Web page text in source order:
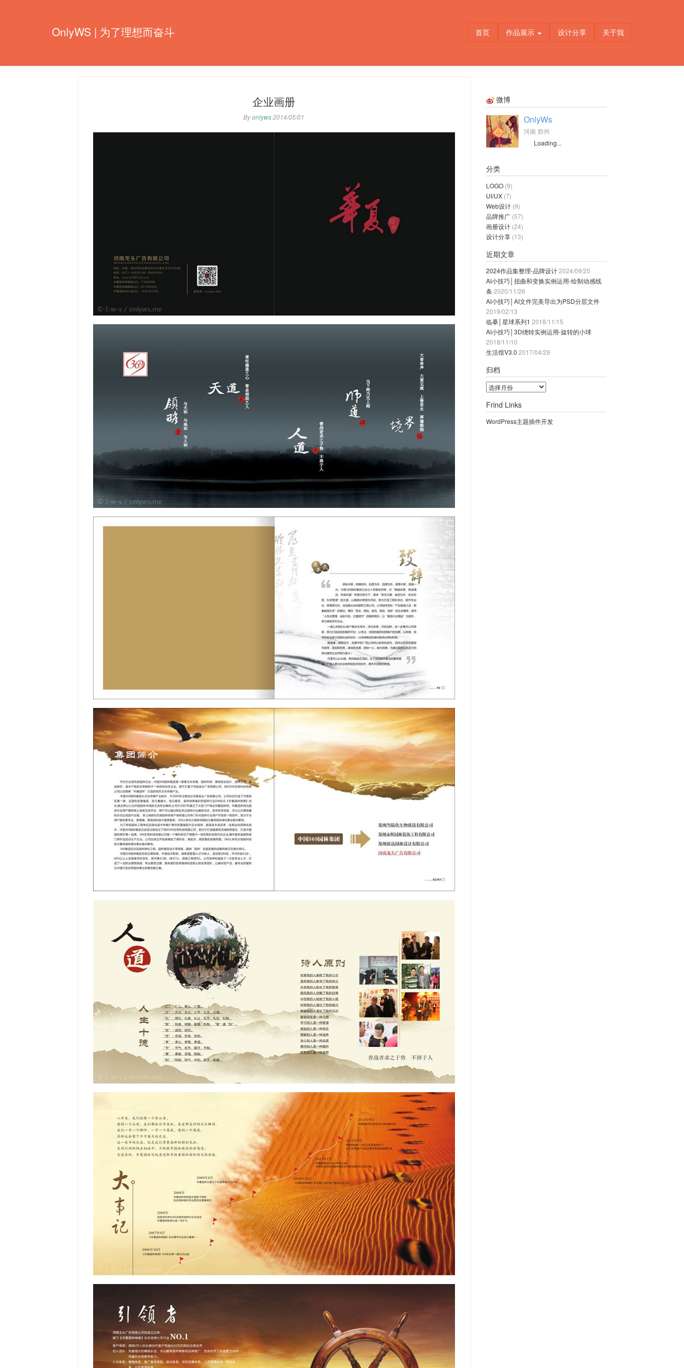
OnlyWS | 为了理想而奋斗 首页 作品展示 设计分享 关于我
企业画册
Byonlyws2014/05/01
微博
OnlyWs
河南 郑州
Loading...
分类
LOGO(9)
UI/UX(7)
Web设计(9)
品牌推广(57)
画册设计(24)
设计分享(13)
近期文章
2024作品集整理-品牌设计 2024/09/25
AI小技巧│扭曲和变换实例运用-绘制动感线
条 2020/11/26
AI小技巧│AI文件完美导出为PSD分层文件
2019/02/13
临摹│星球系列1 2018/11/15
AI小技巧│3D绕转实例运用-旋转的小球
2018/11/10
生活馆V3.0 2017/04/29
归档
归
档
Frind Links
WordPress主题插件开发